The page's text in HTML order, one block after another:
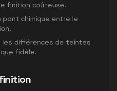
finition coûteuse.
pont chimique entre le
les différences de teintes
fidèle.